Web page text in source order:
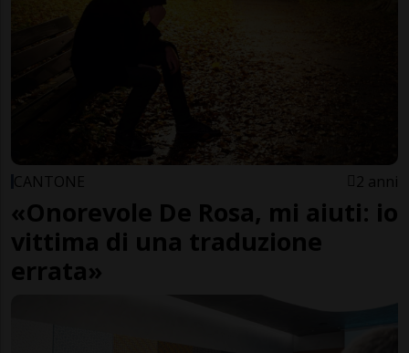
CANTONE 2 anni
«Onorevole De Rosa, mi aiuti: io
vittima di una traduzione
errata»